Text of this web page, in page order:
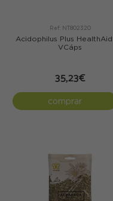
Ref: NT802320
Acidophilus Plus
VCáps
35,23€
comprar